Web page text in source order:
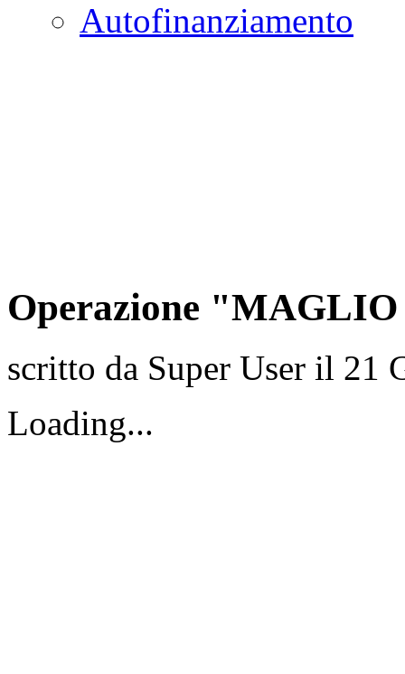
Autofinanziamento
Operazione
scritto da Super User il 21
Loading...